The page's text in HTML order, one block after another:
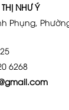
NHƯ Ý
Phụng,
6268